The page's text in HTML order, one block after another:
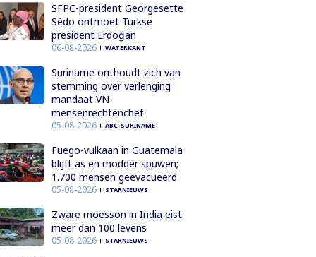
SFPC-president Georgesette
Sédo ontmoet Turkse
president Erdoğan
06-08-2026 WATERKANT
Suriname onthoudt zich van
stemming over verlenging
mandaat VN-
mensenrechtenchef
05-08-2026 ABC-SURINAME
Fuego-vulkaan in Guatemala
blijft as en modder spuwen;
1.700 mensen geëvacueerd
05-08-2026 STARNIEUWS
Zware moesson in India eist
meer dan 100 levens
05-08-2026 STARNIEUWS